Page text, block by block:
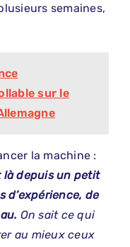
semaines,
sur le
la machine :
là depuis un petit
d’expérience, de
On sait ce qui
au mieux ceux